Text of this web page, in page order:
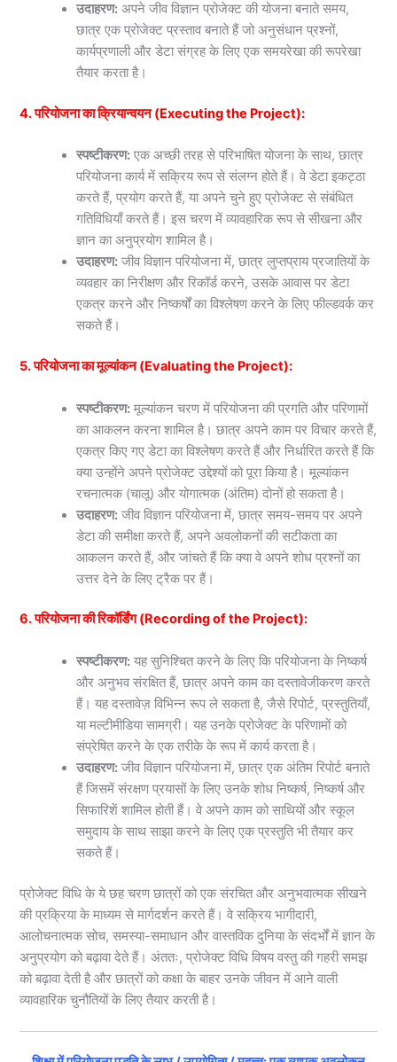
उदाहरण: अपने जीव विज्ञान प्रोजेक्ट की योजना बनाते समय,
छात्र एक प्रोजेक्ट प्रस्ताव बनाते हैं जो अनुसंधान प्रश्नों,
कार्यप्रणाली और डेटा संग्रह के लिए एक समयरेखा की रूपरेखा
तैयार करता है।
4. परियोजना का क्रियान्वयन (Executing the Project):
स्पष्टीकरण: एक अच्छी तरह से परिभाषित योजना के साथ, छात्र
परियोजना कार्य में सक्रिय रूप से संलग्न होते हैं। वे डेटा इकट्ठा
करते हैं, प्रयोग करते हैं, या अपने चुने हुए प्रोजेक्ट से संबंधित
गतिविधियाँ करते हैं। इस चरण में व्यावहारिक रूप से सीखना और
ज्ञान का अनुप्रयोग शामिल है।
उदाहरण: जीव विज्ञान परियोजना में, छात्र लुप्तप्राय प्रजातियों के
व्यवहार का निरीक्षण और रिकॉर्ड करने, उसके आवास पर डेटा
एकत्र करने और निष्कर्षों का विश्लेषण करने के लिए फील्डवर्क कर
सकते हैं।
5. परियोजना का मूल्यांकन (Evaluating the Project):
स्पष्टीकरण: मूल्यांकन चरण में परियोजना की प्रगति और परिणामों
का आकलन करना शामिल है। छात्र अपने काम पर विचार करते हैं,
एकत्र किए गए डेटा का विश्लेषण करते हैं और निर्धारित करते हैं कि
क्या उन्होंने अपने प्रोजेक्ट उद्देश्यों को पूरा किया है। मूल्यांकन
रचनात्मक (चालू) और योगात्मक (अंतिम) दोनों हो सकता है।
उदाहरण: जीव विज्ञान परियोजना में, छात्र समय-समय पर अपने
डेटा की समीक्षा करते हैं, अपने अवलोकनों की सटीकता का
आकलन करते हैं, और जांचते हैं कि क्या वे अपने शोध प्रश्नों का
उत्तर देने के लिए ट्रैक पर हैं।
6. परियोजना की रिकॉर्डिंग (Recording of the Project):
स्पष्टीकरण: यह सुनिश्चित करने के लिए कि परियोजना के निष्कर्ष
और अनुभव संरक्षित हैं, छात्र अपने काम का दस्तावेजीकरण करते
हैं। यह दस्तावेज़ विभिन्न रूप ले सकता है, जैसे रिपोर्ट, प्रस्तुतियाँ,
या मल्टीमीडिया सामग्री। यह उनके प्रोजेक्ट के परिणामों को
संप्रेषित करने के एक तरीके के रूप में कार्य करता है।
उदाहरण: जीव विज्ञान परियोजना में, छात्र एक अंतिम रिपोर्ट बनाते
हैं जिसमें संरक्षण प्रयासों के लिए उनके शोध निष्कर्ष, निष्कर्ष और
सिफारिशें शामिल होती हैं। वे अपने काम को साथियों और स्कूल
समुदाय के साथ साझा करने के लिए एक प्रस्तुति भी तैयार कर
सकते हैं।
प्रोजेक्ट विधि के ये छह चरण छात्रों को एक संरचित और अनुभवात्मक सीखने
की प्रक्रिया के माध्यम से मार्गदर्शन करते हैं। वे सक्रिय भागीदारी,
आलोचनात्मक सोच, समस्या-समाधान और वास्तविक दुनिया के संदर्भों में ज्ञान के
अनुप्रयोग को बढ़ावा देते हैं। अंततः, प्रोजेक्ट विधि विषय वस्तु की गहरी समझ
को बढ़ावा देती है और छात्रों को कक्षा के बाहर उनके जीवन में आने वाली
व्यावहारिक चुनौतियों के लिए तैयार करती है।